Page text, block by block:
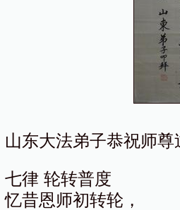
山东大法弟子恭祝师尊
七律 轮转普度
忆昔恩师初转轮，